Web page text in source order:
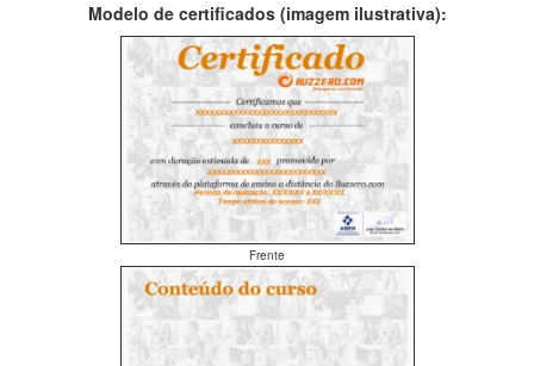
Modelo de certificados (imagem ilustrativa):
Frente